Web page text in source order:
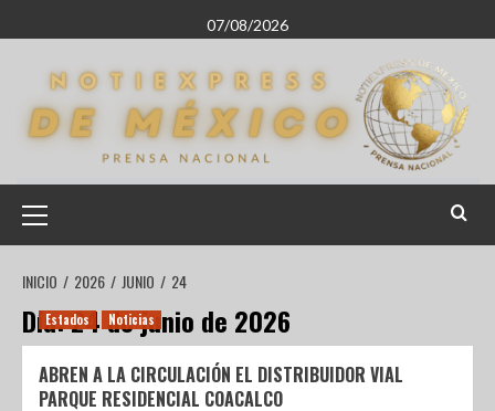
07/08/2026
INICIO 2026 JUNIO 24
Día:24 de junio de 2026
Estados Noticias
ABREN A LA CIRCULACIÓN EL DISTRIBUIDOR VIAL
PARQUE RESIDENCIAL COACALCO